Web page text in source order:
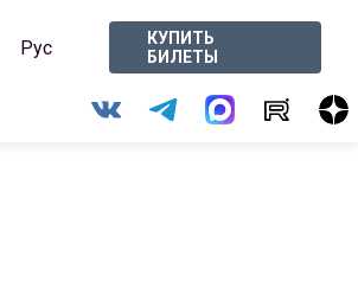
Рус
КУПИТЬ
БИЛЕТЫ